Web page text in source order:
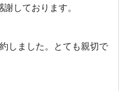
しております。
しました。とても親切で